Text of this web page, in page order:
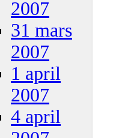
2007
31 mars
2007
1 april
2007
4 april